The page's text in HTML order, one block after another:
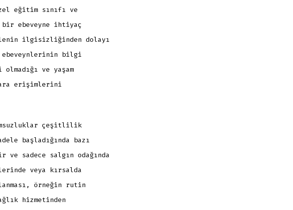
eğitim sınıfı ve
bir ebeveyne ihtiyaç
ilgisizliğinden dolayı
ebeveynlerinin bilgi
ve yaşam
erişimlerini
çeşitlilik
başladığında bazı
sadece salgın odağında
veya kırsalda
örneğin rutin
hizmetinden